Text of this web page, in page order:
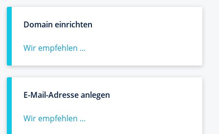
Domain einrichten
Wir empfehlen ...
E-Mail-Adresse anlegen
Wir empfehlen ...